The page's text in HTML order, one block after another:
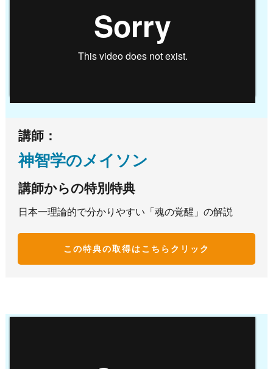
講師：
神智学のメイソン
講師からの特別特典
日本一理論的で分かりやすい「魂の覚醒」の解説
この特典の取得はこち らクリック